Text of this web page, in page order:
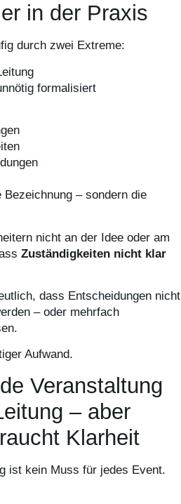
in der Praxis
durch zwei Extreme:
formalisiert
– sondern die
nicht an der Idee oder am
Zuständigkeiten nicht klar
dass Entscheidungen nicht
– oder mehrfach
Aufwand.
Veranstaltung
– aber
Klarheit
ist kein Muss für jedes Event.